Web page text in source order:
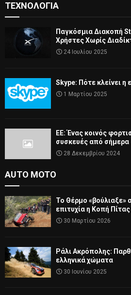
ΤΕΧΝΟΛΟΓΊΑ
Παγκόσμια Διακοπή
Χρήστες Χωρίς
24 Ιουλίου 2025
Skype: Πότε κλείνει η
1 Μαρτίου 2025
ΕΕ: Ένας κοινός
συσκευές από σήμερα
28 Δεκεμβρίου 2024
AUTO MOTO
Το Θέρμο «βούλιαξε»
επιτυχία η Κοπή
30 Μαρτίου 2026
Ράλι Ακρόπολης:
ελληνικά χώματα
30 Ιουνίου 2025